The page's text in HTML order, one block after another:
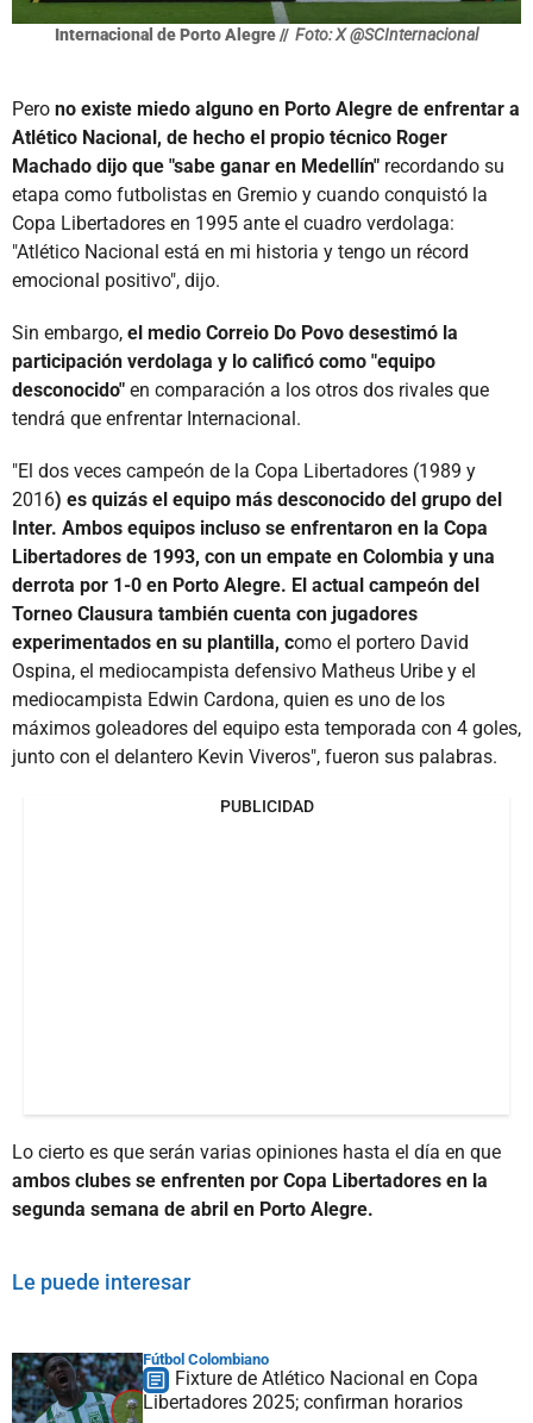
Internacional de Porto Alegre // Foto: X @SCInternacional
Pero no existe miedo alguno en Porto Alegre de enfrentar a
Atlético Nacional, de hecho el propio técnico Roger
Machado dijo que "sabe ganar en Medellín" recordando su
etapa como futbolistas en Gremio y cuando conquistó la
Copa Libertadores en 1995 ante el cuadro verdolaga:
"Atlético Nacional está en mi historia y tengo un récord
emocional positivo", dijo.
Sin embargo, el medio Correio Do Povo desestimó la
participación verdolaga y lo calificó como "equipo
desconocido" en comparación a los otros dos rivales que
tendrá que enfrentar Internacional.
"El dos veces campeón de la Copa Libertadores (1989 y
2016) es quizás el equipo más desconocido del grupo del
Inter. Ambos equipos incluso se enfrentaron en la Copa
Libertadores de 1993, con un empate en Colombia y una
derrota por 1-0 en Porto Alegre. El actual campeón del
Torneo Clausura también cuenta con jugadores
experimentados en su plantilla, como el portero David
Ospina, el mediocampista defensivo Matheus Uribe y el
mediocampista Edwin Cardona, quien es uno de los
máximos goleadores del equipo esta temporada con 4 goles,
junto con el delantero Kevin Viveros", fueron sus palabras.
PUBLICIDAD
Lo cierto es que serán varias opiniones hasta el día en que
ambos clubes se enfrenten por Copa Libertadores en la
segunda semana de abril en Porto Alegre.
Le puede interesar
Fútbol Colombiano
Fixture de Atlético Nacional en Copa
Libertadores 2025; confirman horarios